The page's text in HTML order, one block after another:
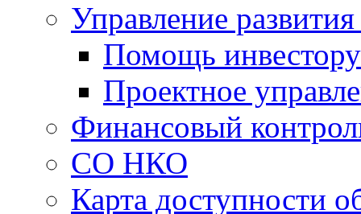
Управление
Помощь инвестору
Проектное
Финансовый
СО НКО
Карта доступности